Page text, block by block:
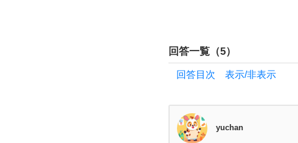
感
な
く
楽
回答一覧（5）
回答目次 表示/非表示
yuchan